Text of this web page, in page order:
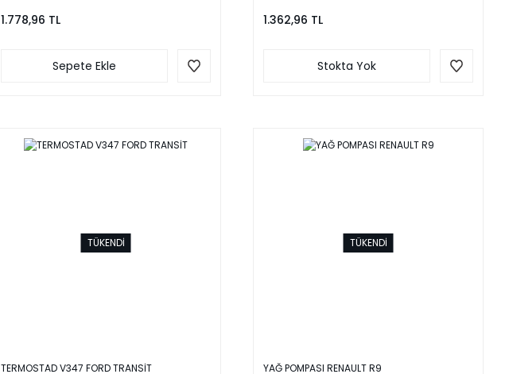
1.778,96 TL
Sepete Ekle
1.362,96 TL
Stokta Yok
TÜKENDİ
TERMOSTAD V347 FORD TRANSİT
TÜKENDİ
YAĞ POMPASI RENAULT R9